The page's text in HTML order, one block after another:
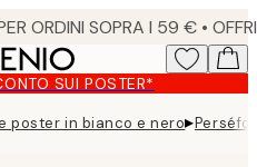
SUI POSTER*
poster in bianco e nero▸